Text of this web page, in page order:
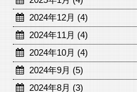
2024年12月 (4)
2024年11月 (4)
2024年10月 (4)
2024年9月 (5)
2024年8月 (3)